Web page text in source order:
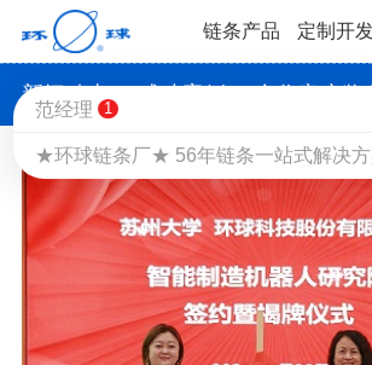
链条产品 定制开
新闻动态 成功案例 合作客户奖